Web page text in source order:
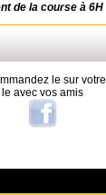
de la course à 6H
le sur
le avec vos amis